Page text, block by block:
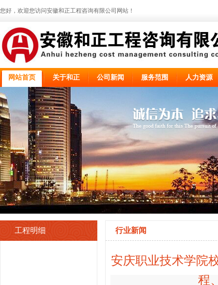
您好，欢迎您访问安徽和正工程咨询有限公司网站！
网站首页 关于和正 公司新闻 服务范围 人力资源
工程明细 行业新闻
安庆职业技术学院
程